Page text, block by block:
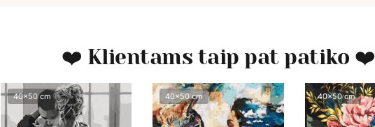
❤️ Klientams taip pat patiko ❤️
40x50 cm 40x50 cm 40x50 cm